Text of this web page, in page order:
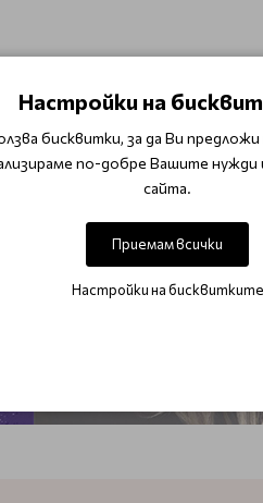
на русия цвят.
Настройки на
бисквитки, за да Ви
по-добре Вашите
сайта.
Приемам всички
Настройки на бисквитките